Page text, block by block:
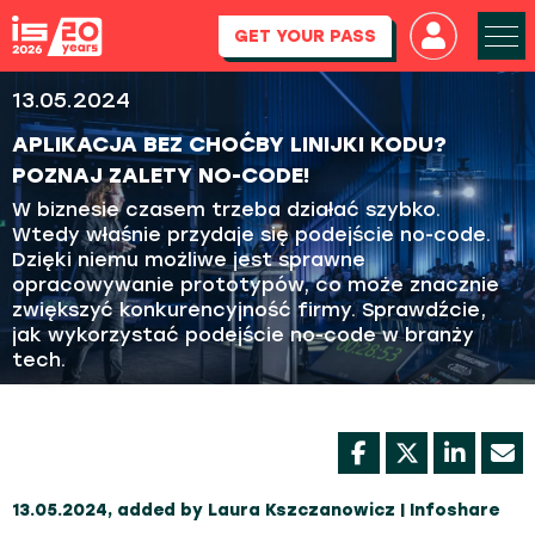
GET YOUR PASS
13.05.2024
APLIKACJA BEZ CHOĆBY LINIJKI KODU?
POZNAJ ZALETY NO-CODE!
W biznesie czasem trzeba działać szybko.
Wtedy właśnie przydaje się podejście no-code.
Dzięki niemu możliwe jest sprawne
opracowywanie prototypów, co może znacznie
zwiększyć konkurencyjność firmy. Sprawdźcie,
jak wykorzystać podejście no-code w branży
tech.
13.05.2024, added by Laura Kszczanowicz | Infoshare